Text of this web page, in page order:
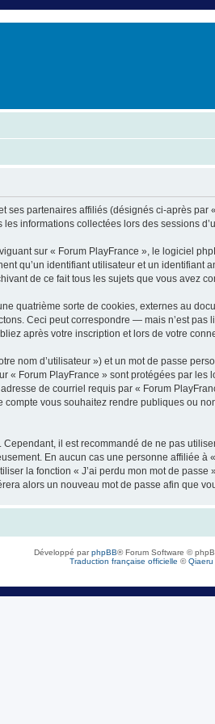
partenaires affiliés (désignés ci-après
informations collectées lors des sessions
sur « Forum PlayFrance », le logiciel
qu’un identifiant utilisateur et un
de ce fait tous les sujets que vous avez
quatrième sorte de cookies, externes au
Ceci peut correspondre — mais n’est
après votre inscription et lors de votre
nom d’utilisateur ») et un mot de passe
Forum PlayFrance » sont protégées par
de courriel requis par « Forum
vous souhaitez rendre publiques ou
il est recommandé de ne pas
En aucun cas une personne affiliée
la fonction « J’ai perdu mon mot de
alors un nouveau mot de passe afin que
Développé parphpBB® Forum Software ©
Traduction française officielle ©Qiaeru